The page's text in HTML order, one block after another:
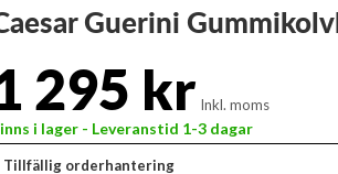
Guerini
295 kr Inkl. moms
i lager - Leveranstid 1-3 dagar
Tillfällig orderhantering